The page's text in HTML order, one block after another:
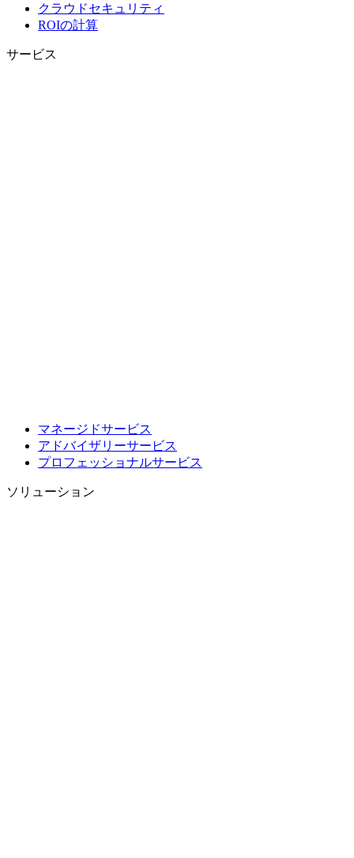
クラウドセキュリティ
ROIの計算
サービス
マネージドサービス
アドバイザリーサービス
プロフェッショナルサービス
ソリューション